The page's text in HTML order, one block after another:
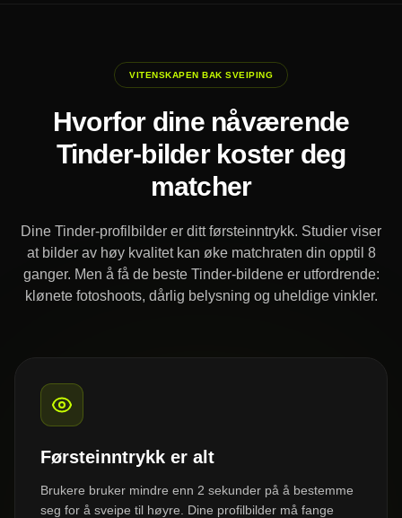
VITENSKAPEN BAK SVEIPING
Hvorfor dine nåværende
Tinder-bilder koster deg
matcher
Dine Tinder-profilbilder er ditt førsteinntrykk. Studier viser
at bilder av høy kvalitet kan øke matchraten din opptil 8
ganger. Men å få de beste Tinder-bildene er utfordrende:
klønete fotoshoots, dårlig belysning og uheldige vinkler.
Førsteinntrykk er alt
Brukere bruker mindre enn 2 sekunder på å bestemme
seg for å sveipe til høyre. Dine profilbilder må fange